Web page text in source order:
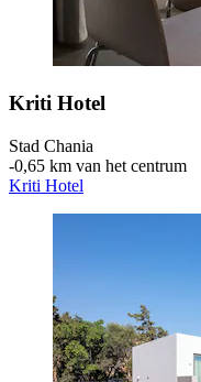
Kriti Hotel
Stad Chania
‐0,65 km van het centrum
Kriti Hotel